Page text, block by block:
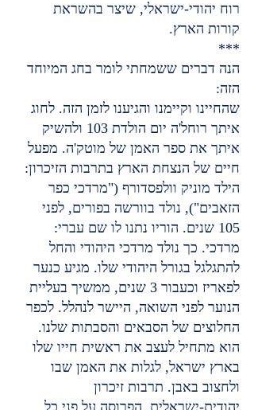
רוח יהודי-ישראלי, שיצר בהשראת
קורות הארץ.
***
הנה דברים ששמחתי לומר בחג המיוחד
הזה:
שהחיינו וקיימנו והגיענו לזמן הזה. לחוג
איתך רוחל'ה יום הולדת 103 ולהשיק
איתך את ספר האמן של מוטק'ה. מפעל
חיים של הנצחת הארץ בתרבות הזיכרון:
הילד מוניק וולפסדורף ("מרדכי כפר
הזאבים"), נולד בוורשה בפורים, לפני
105 שנים. הוריו נתנו לו שם עברי:
מרדכי. כך נולד מרדכי היהודי והחל
להתגלגל בגורל היהודי שלו. מגיע כנער
לפאריז וכעבור 3 שנים, ממשיך בעליית
הנוער לפני השואה, היישר לנהלל. לכפר
החלוצים של הסבאים והסבתות שלנו.
הוא מתחיל לעצב את ראשית חייו שלו
בארץ ישראל, לגלות את האמן שבו
ולחצוב באבן. תרבות זיכרון